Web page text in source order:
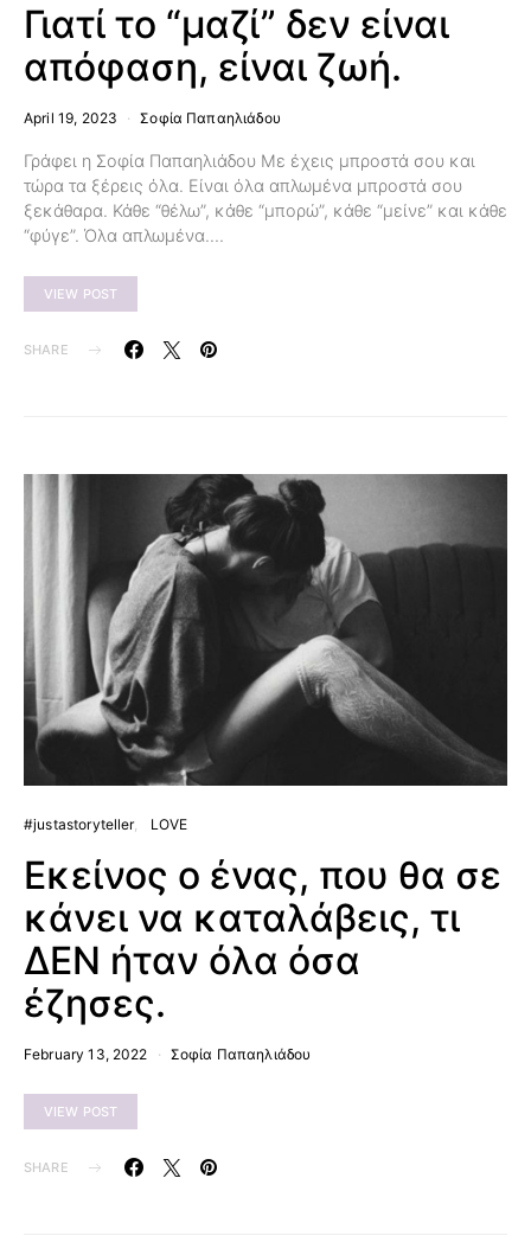
Γιατί το “μαζί” δεν είναι
απόφαση, είναι ζωή.
April 19, 2023 Σοφία Παπαηλιάδου
Γράφει η Σοφία Παπαηλιάδου Με έχεις μπροστά σου και
τώρα τα ξέρεις όλα. Είναι όλα απλωμένα μπροστά σου
ξεκάθαρα. Κάθε “θέλω”, κάθε “μπορώ”, κάθε “μείνε” και κάθε
“φύγε”. Όλα απλωμένα.…
VIEW POST
SHARE
#justastoryteller LOVE
Εκείνος ο ένας, που θα σε
κάνει να καταλάβεις, τι
ΔΕΝ ήταν όλα όσα
έζησες.
February 13, 2022 Σοφία Παπαηλιάδου
VIEW POST
SHARE